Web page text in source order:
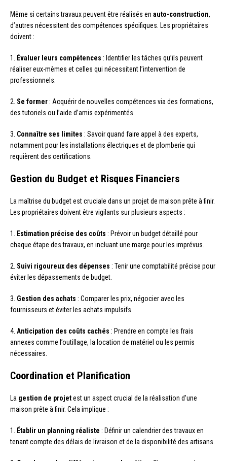
Même si certains travaux peuvent être réalisés en auto-construction,
d’autres nécessitent des compétences spécifiques. Les propriétaires
doivent :
1. Évaluer leurs compétences : Identifier les tâches qu’ils peuvent
réaliser eux-mêmes et celles qui nécessitent l’intervention de
professionnels.
2. Se former : Acquérir de nouvelles compétences via des formations,
des tutoriels ou l’aide d’amis expérimentés.
3. Connaître ses limites : Savoir quand faire appel à des experts,
notamment pour les installations électriques et de plomberie qui
requièrent des certifications.
Gestion du Budget et Risques Financiers
La maîtrise du budget est cruciale dans un projet de maison prête à finir.
Les propriétaires doivent être vigilants sur plusieurs aspects :
1. Estimation précise des coûts : Prévoir un budget détaillé pour
chaque étape des travaux, en incluant une marge pour les imprévus.
2. Suivi rigoureux des dépenses : Tenir une comptabilité précise pour
éviter les dépassements de budget.
3. Gestion des achats : Comparer les prix, négocier avec les
fournisseurs et éviter les achats impulsifs.
4. Anticipation des coûts cachés : Prendre en compte les frais
annexes comme l’outillage, la location de matériel ou les permis
nécessaires.
Coordination et Planification
La gestion de projetest un aspect crucial de la réalisation d’une
maison prête à finir. Cela implique :
1. Établir un planning réaliste : Définir un calendrier des travaux en
tenant compte des délais de livraison et de la disponibilité des artisans.